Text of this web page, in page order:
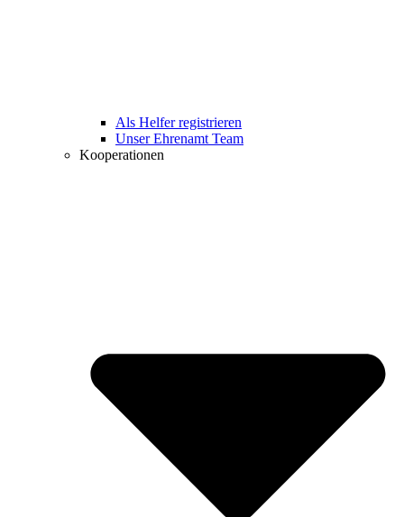
Als Helfer registrieren
Unser Ehrenamt Team
Kooperationen